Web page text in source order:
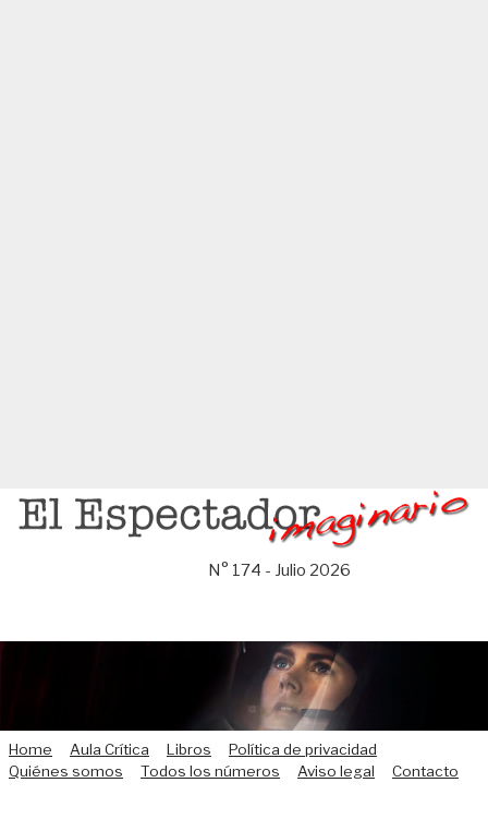
Saltar
N° 174 - Julio 2026
Home Aula Crítica Libros
Política de privacidad
Quiénes somos
Todos los números Aviso legal Contacto